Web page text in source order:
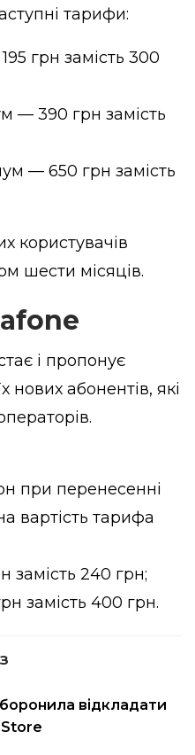
тарифи:
грн замість 300
— 390 грн замість
— 650 грн замість
користувачів
шести місяців.
і пропонує
нових абонентів, які
при перенесенні
вартість тарифа
замість 240 грн;
замість 400 грн.
відкладати